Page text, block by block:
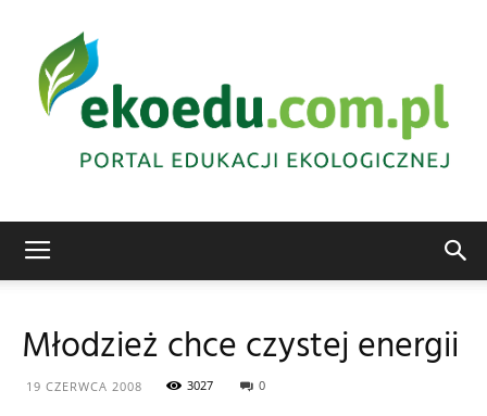
ekologiczna
Młodzież chce czystej energii
19 CZERWCA 2008 3027 0